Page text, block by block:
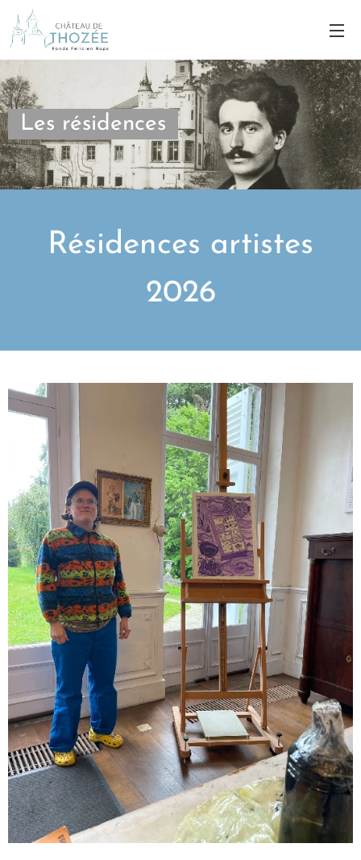
Les résidences
Résidences artistes
2026